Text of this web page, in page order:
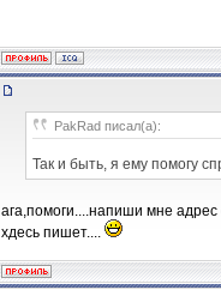
PakRad писал(а):
Так и быть, я ему помогу
ага,помоги....напиши мне
хдесь пишет....